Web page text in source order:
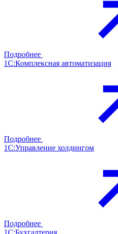
Подробнее
1С:Комплексная автоматизация
Подробнее
1С:Управление холдингом
Подробнее
1С:Бухгалтерия